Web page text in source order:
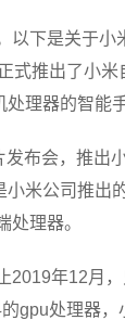
以下是关于
式推出了小
理器的智能手
布会，推出
米公司推出
理器。
年12月
gpu处理器，